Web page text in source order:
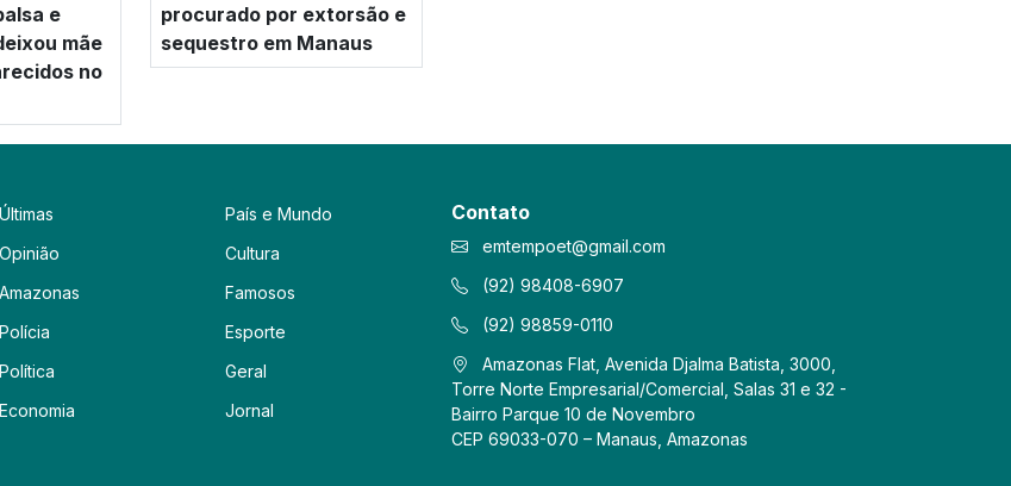
e
mãe
no
procurado por extorsão e
sequestro em Manaus
Últimas
Opinião
Amazonas
Polícia
Política
Economia
País e Mundo
Cultura
Famosos
Esporte
Geral
Jornal
Contato
emtempoet@gmail.com
(92) 98408-6907
(92) 98859-0110
Amazonas Flat, Avenida Djalma Batista, 3000,
Torre Norte Empresarial/Comercial, Salas 31 e 32 -
Bairro Parque 10 de Novembro
CEP 69033-070 – Manaus, Amazonas